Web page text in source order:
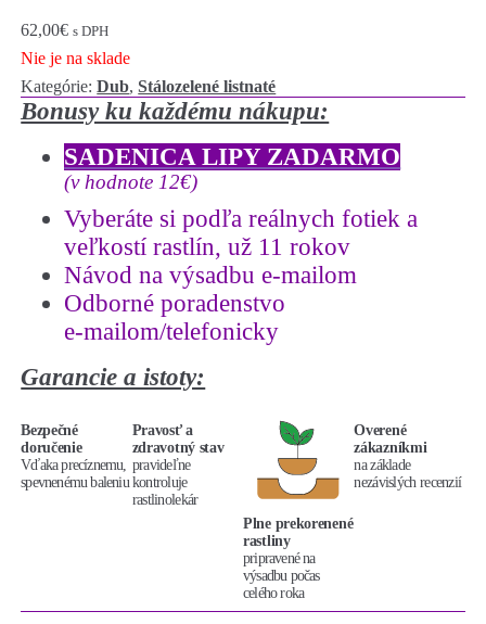
62,00€ s DPH
Nie je na sklade
Kategórie:Dub,Stálozelené listnaté
Bonusy ku každému nákupu:
SADENICA LIPY ZADARMO
(v hodnote 12€)
Vyberáte si podľa reálnych fotiek a
veľkostí rastlín, už 11 rokov
Návod na výsadbu e-mailom
Odborné poradenstvo
e-mailom/telefonicky
Garancie a istoty:
Bezpečné
doručenie
Vďaka precíznemu,
spevnenému baleniu
Pravosť a
zdravotný stav
pravideľne
kontroluje
rastlinolekár
Plne prekorenené
rastliny
pripravené na
výsadbu počas
celého roka
Overené
zákazníkmi
na základe
nezávislých recenzií